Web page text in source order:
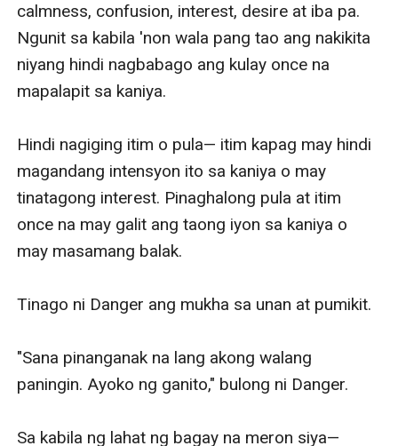
calmness, confusion, interest, desire at iba pa.
Ngunit sa kabila 'non wala pang tao ang nakikita
niyang hindi nagbabago ang kulay once na
mapalapit sa kaniya.
Hindi nagiging itim o pula— itim kapag may hindi
magandang intensyon ito sa kaniya o may
tinatagong interest. Pinaghalong pula at itim
once na may galit ang taong iyon sa kaniya o
may masamang balak.
Tinago ni Danger ang mukha sa unan at pumikit.
"Sana pinanganak na lang akong walang
paningin. Ayoko ng ganito," bulong ni Danger.
Sa kabila ng lahat ng bagay na meron siya—